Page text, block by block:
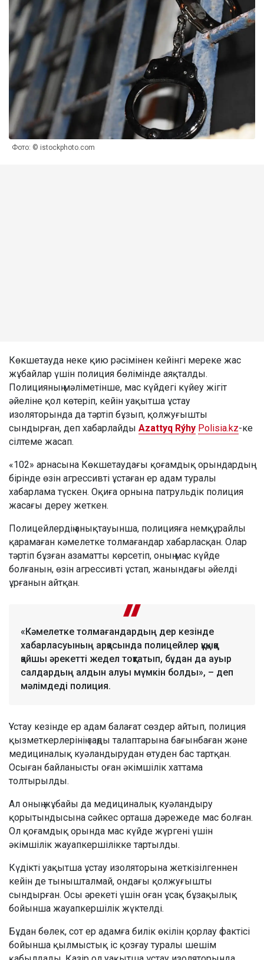
Фото: © istockphoto.com
Көкшетауда неке қию рәсімінен кейінгі мереке жас
жұбайлар үшін полиция бөлімінде аяқталды.
Полицияның мәліметінше, мас күйдегі күйеу жігіт
әйеліне қол көтеріп, кейін уақытша ұстау
изоляторында да тәртіп бұзып, қолжуғышты
сындырған, деп хабарлайды Azattyq Rýhy Polisia.kz-ке
сілтеме жасап.
«102» арнасына Көкшетаудағы қоғамдық орындардың
бірінде өзін агрессивті ұстаған ер адам туралы
хабарлама түскен. Оқиға орнына патрульдік полиция
жасағы дереу жеткен.
Полицейлердің анықтауынша, полицияға немқұрайлы
қарамаған кәмелетке толмағандар хабарласқан. Олар
тәртіп бұзған азаматты көрсетіп, оның мас күйде
болғанын, өзін агрессивті ұстап, жанындағы әйелді
ұрғанын айтқан.
«Кәмелетке толмағандардың дер кезінде
хабарласуының арқасында полицейлер құқыққа
қайшы әрекетті жедел тоқтатып, бұдан да ауыр
салдардың алдын алуы мүмкін болды», – деп
мәлімдеді полиция.
Ұстау кезінде ер адам балағат сөздер айтып, полиция
қызметкерлерінің заңды талаптарына бағынбаған және
медициналық куәландырудан өтуден бас тартқан.
Осыған байланысты оған әкімшілік хаттама
толтырылды.
Ал оның жұбайы да медициналық куәландыру
қорытындысына сәйкес орташа дәрежеде мас болған.
Ол қоғамдық орында мас күйде жүргені үшін
әкімшілік жауапкершілікке тартылды.
Күдікті уақытша ұстау изоляторына жеткізілгеннен
кейін де тынышталмай, ондағы қолжуғышты
сындырған. Осы әрекеті үшін оған ұсақ бұзақылық
бойынша жауапкершілік жүктелді.
Бұдан бөлек, сот ер адамға билік өкілін қорлау фактісі
бойынша қылмыстық іс қозғау туралы шешім